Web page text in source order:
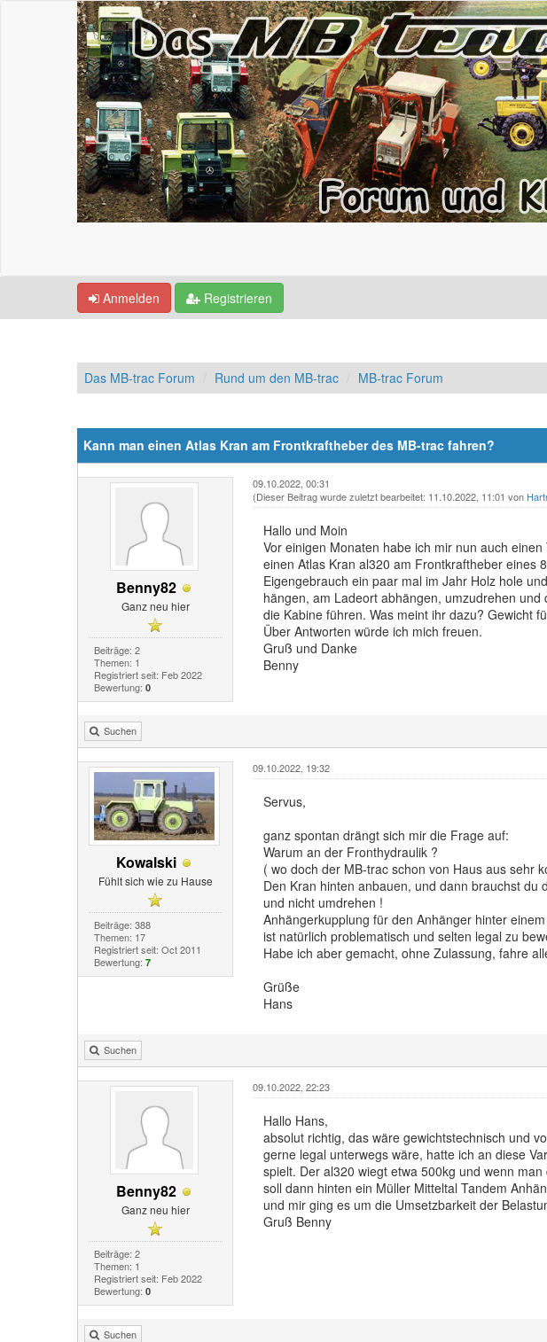
Anmelden Registrieren
Das MB-trac Forum Rund um den MB-trac MB-trac Forum
Kann man einen Atlas Kran am Frontkraftheber des MB-trac fahren?
Benny82
Ganz neu hier
Beiträge: 2
Themen: 1
Registriert seit: Feb 2022
Bewertung: 0
09.10.2022, 00:31
(Dieser Beitrag wurde zuletzt bearbeitet: 11.10.2022, 11:01 von
Hallo und Moin
Vor einigen Monaten habe ich mir nun auch
einen Atlas Kran al320 am Frontkraftheber eines
Eigengebrauch ein paar mal im Jahr Holz hole
hängen, am Ladeort abhängen, umzudrehen
die Kabine führen. Was meint ihr dazu? Gewicht
Über Antworten würde ich mich freuen.
Gruß und Danke
Benny
Suchen
Kowalski
Fühlt sich wie zu Hause
Beiträge: 388
Themen: 17
Registriert seit: Oct 2011
Bewertung: 7
09.10.2022, 19:32
Servus,
ganz spontan drängt sich mir die Frage auf:
Warum an der Fronthydraulik ?
( wo doch der MB-trac schon von Haus aus sehr
Den Kran hinten anbauen, und dann brauchst du
und nicht umdrehen !
Anhängerkupplung für den Anhänger hinter
ist natürlich problematisch und selten legal zu
Habe ich aber gemacht, ohne Zulassung, fahre
Grüße
Hans
Suchen
Benny82
Ganz neu hier
Beiträge: 2
Themen: 1
Registriert seit: Feb 2022
Bewertung: 0
09.10.2022, 22:23
Hallo Hans,
absolut richtig, das wäre gewichtstechnisch und
gerne legal unterwegs wäre, hatte ich an diese
spielt. Der al320 wiegt etwa 500kg und wenn
soll dann hinten ein Müller Mitteltal Tandem
und mir ging es um die Umsetzbarkeit der
Gruß Benny
Suchen